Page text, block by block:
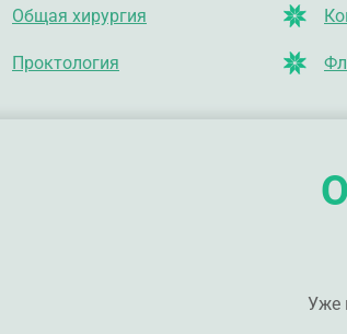
Общая хирургия
Проктология
Уже